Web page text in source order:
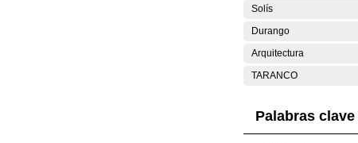
Solís
Durango
Arquitectura
TARANCO
Palabras clave